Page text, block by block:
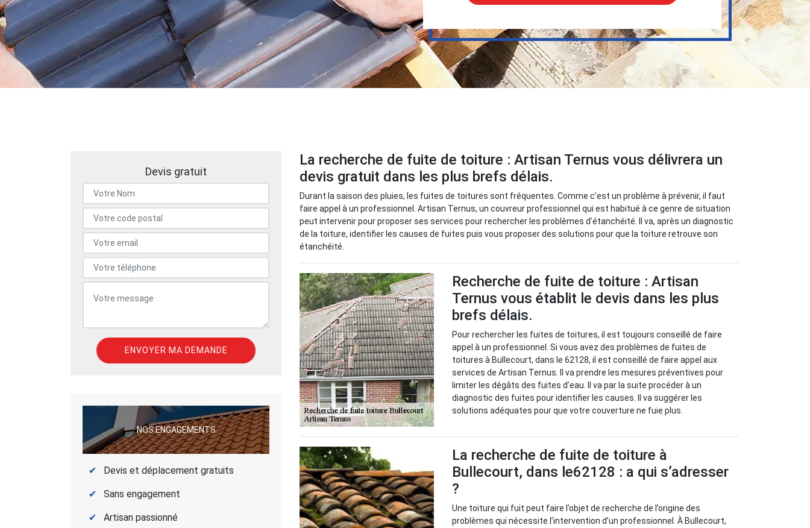
Devis gratuit
NOS ENGAGEMENTS
Devis et déplacement gratuits
Sans engagement
Artisan passionné
La recherche de fuite de toiture : Artisan Ternus vous délivrera un
devis gratuit dans les plus brefs délais.
Durant la saison des pluies, les fuites de toitures sont fréquentes. Comme c’est un problème à prévenir, il faut
faire appel à un professionnel. Artisan Ternus, un couvreur professionnel qui est habitué à ce genre de situation
peut intervenir pour proposer ses services pour rechercher les problèmes d’étanchéité. Il va, après un diagnostic
de la toiture, identifier les causes de fuites puis vous proposer des solutions pour que la toiture retrouve son
étanchéité.
Recherche de fuite de toiture : Artisan
Ternus vous établit le devis dans les plus
brefs délais.
Pour rechercher les fuites de toitures, il est toujours conseillé de faire
appel à un professionnel. Si vous avez des problèmes de fuites de
toitures à Bullecourt, dans le 62128, il est conseillé de faire appel aux
services de Artisan Ternus. Il va prendre les mesures préventives pour
limiter les dégâts des fuites d’eau. Il va par la suite procéder à un
diagnostic des fuites pour identifier les causes. Il va suggérer les
solutions adéquates pour que votre couverture ne fuie plus.
La recherche de fuite de toiture à
Bullecourt, dans le62128 : a qui s’adresser
?
Une toiture qui fuit peut faire l’objet de recherche de l’origine des
problèmes qui nécessite l’intervention d’un professionnel. À Bullecourt,